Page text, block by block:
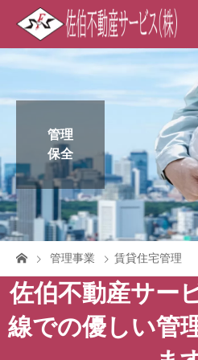
管理
保全
管理事業 賃貸住宅管理
佐伯不動産サー
線での優しい管